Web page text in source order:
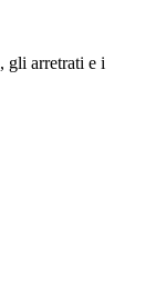
, gli arretrati e i